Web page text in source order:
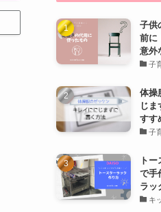
子供
前に
意外
子
体操
じ
すす
子
ト
で手
ラッ
キ